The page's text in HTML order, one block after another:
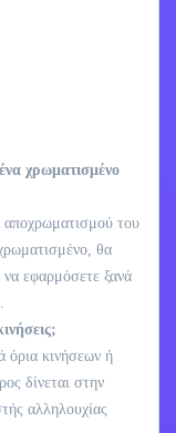
χρωματισμένο
αποχρωματισμού του
θα
να εφαρμόσετε ξανά
κινήσεων ή
δίνεται στην
αλληλουχίας